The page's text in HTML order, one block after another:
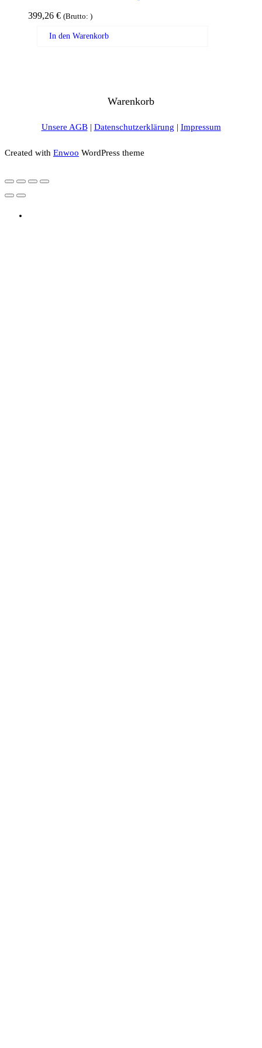
399,26 € (Brutto: )
In den Warenkorb
Warenkorb
Unsere AGB| Datenschutzerklärung | Impressum
Created with Enwoo WordPress theme